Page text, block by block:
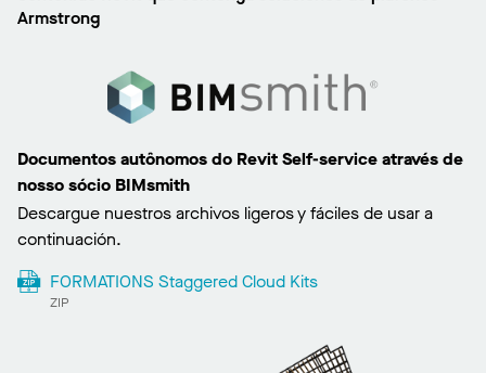
Armstrong
Documentos autônomos do Revit Self-service através de
nosso sócio BIMsmith
Descargue nuestros archivos ligeros y fáciles de usar a
continuación.
FORMATIONS Staggered Cloud Kits
ZIP